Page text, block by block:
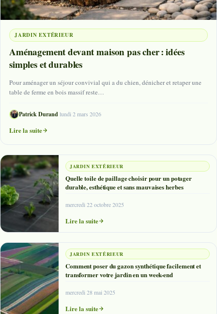
JARDIN EXTÉRIEUR
Aménagement devant maison pas cher : idées
simples et durables
Pour aménager un séjour convivial qui a du chien, dénicher et retaper une
table de ferme en bois massif reste…
Patrick Durand·lundi 2 mars 2026
Lire la suite
JARDIN EXTÉRIEUR
Quelle toile de paillage choisir pour un potager
durable, esthétique et sans mauvaises herbes
mercredi 22 octobre 2025
Lire la suite
JARDIN EXTÉRIEUR
Comment poser du gazon synthétique facilement et
transformer votre jardin en un week-end
mercredi 28 mai 2025
Lire la suite